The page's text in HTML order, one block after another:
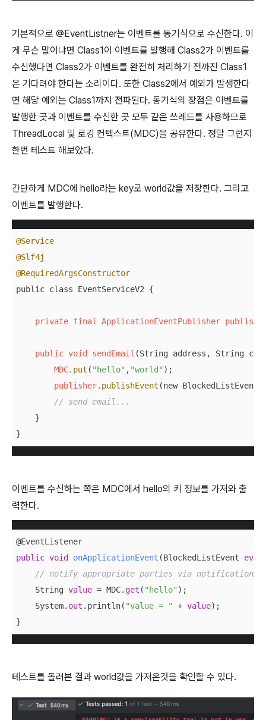
기본적으로 @EventListner는 이벤트를 동기식으로 수신한다. 이
게 무슨 말이냐면 Class1이 이벤트를 발행해 Class2가 이벤트를
수신했다면 Class2가 이벤트를 완전히 처리하기 전까진 Class1
은 기다려야 한다는 소리이다. 또한 Class2에서 예외가 발생한다
면 해당 예외는 Class1까지 전파된다. 동기식의 장점은 이벤트를
발행한 곳과 이벤트를 수신한 곳 모두 같은 쓰레드를 사용하므로
ThreadLocal 및 로깅 컨텍스트(MDC)을 공유한다. 정말 그런지
한번 테스트 해보았다.
간단하게 MDC에 hello라는 key로 world값을 저장한다. 그리고
이벤트를 발행한다.
@Service
@Slf4j
@RequiredArgsConstructor
public class EventServiceV2 {
private final ApplicationEventPublisher
public void sendEmail (String address, String
MDC.put ( "hello" , "world" );
publisher.publishEvent (new
// send email...
    }
}
이벤트를 수신하는 쪽은 MDC에서 hello의 키 정보를 가져와 출
력한다.
public void onApplicationEvent (BlockedListEvent
// notify appropriate parties via
    String
value = MDC. get ( "hello" );
    System.
out .println( "value = " + value);
}
테스트를 돌려본 결과 world값을 가져온것을 확인할 수 있다.